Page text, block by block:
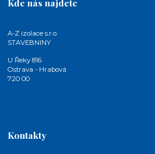
Kde nás najdete
A-Z izolace s.r.o.
STAVEBNINY
U Řeky 816
Ostrava - Hrabová
720 00
Kontakty